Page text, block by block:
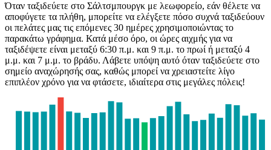
Όταν ταξιδεύετε στο Σάλτσμπουργκ με λεωφορείο, εάν θέλετε να
αποφύγετε τα πλήθη, μπορείτε να ελέγξετε πόσο συχνά ταξιδεύουν
οι πελάτες μας τις επόμενες 30 ημέρες χρησιμοποιώντας το
παρακάτω γράφημα. Κατά μέσο όρο, οι ώρες αιχμής για να
ταξιδέψετε είναι μεταξύ 6:30 π.μ. και 9 π.μ. το πρωί ή μεταξύ 4
μ.μ. και 7 μ.μ. το βράδυ. Λάβετε υπόψη αυτό όταν ταξιδεύετε στο
σημείο αναχώρησής σας, καθώς μπορεί να χρειαστείτε λίγο
επιπλέον χρόνο για να φτάσετε, ιδιαίτερα στις μεγάλες πόλεις!